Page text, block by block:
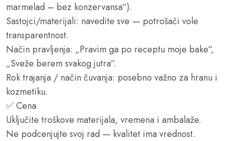
marmelad – bez konzervansa“).
Sastojci/materijali: navedite sve — potrošači vole
transparentnost.
Način pravljenja: „Pravim ga po receptu moje bake“,
„Sveže berem svakog jutra“.
Rok trajanja / način čuvanja: posebno važno za hranu i
kozmetiku.
✅ Cena
Uključite troškove materijala, vremena i ambalaže.
Ne podcenjujte svoj rad — kvalitet ima vrednost.